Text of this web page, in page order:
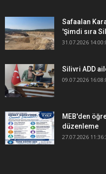
Safaalan
'Şimdi sıra
31.07.2026
Silivri ADD
09.07.2026
MEB'den
düzenleme
27.07.2026